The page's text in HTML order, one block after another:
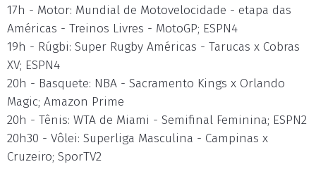
17h - Motor: Mundial de Motovelocidade - etapa das
Américas - Treinos Livres - MotoGP; ESPN4
19h - Rúgbi: Super Rugby Américas - Tarucas x Cobras
XV; ESPN4
20h - Basquete: NBA - Sacramento Kings x Orlando
Magic; Amazon Prime
20h - Tênis: WTA de Miami - Semifinal Feminina; ESPN2
20h30 - Vôlei: Superliga Masculina - Campinas x
Cruzeiro; SporTV2